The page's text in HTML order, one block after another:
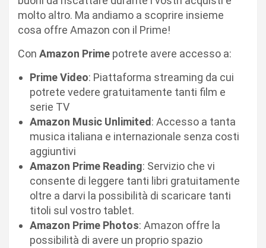
molto altro. Ma andiamo a scoprire insieme
cosa offre Amazon con il Prime!
Con Amazon Prime potrete avere accesso a:
Prime Video: Piattaforma streaming da cui
potrete vedere gratuitamente tanti film e
serie TV
Amazon Music Unlimited : Accesso a tanta
musica italiana e internazionale senza costi
aggiuntivi
Amazon Prime Reading: Servizio che vi
consente di leggere tanti libri gratuitamente
oltre a darvi la possibilità di scaricare tanti
titoli sul vostro tablet.
Amazon Prime Photos: Amazon offre la
possibilità di avere un proprio spazio